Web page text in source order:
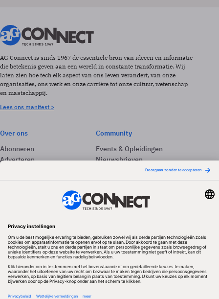
AG Connect is sinds 1967 de essentiële bron van ideeën en informatie
die betekenis geven aan een wereld in constante transformatie. Wij
laten zien hoe tech elk aspect van ons leven verandert, van onze
organisaties, ons werk en onze carrière tot onze cultuur, wetenschap
en maatschappij.
Lees ons manifest >
Over ons
Abonneren
Adverteren
Community
Events & Opleidingen
Nieuwsbrieven
Volg ons
Redactionele partner